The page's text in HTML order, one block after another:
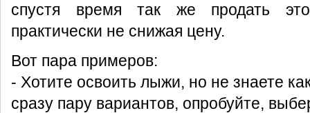
спустя время так же продать
практически не снижая цену.
Вот пара примеров:
- Хотите освоить лыжи, но не знаете
сразу пару вариантов, опробуйте,